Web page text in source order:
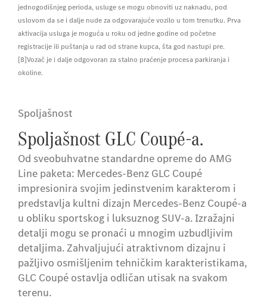
jednogodišnjeg perioda, usluge se mogu obnoviti uz naknadu, pod
uslovom da se i dalje nude za odgovarajuće vozilo u tom trenutku. Prva
aktivacija usluga je moguća u roku od jedne godine od početne
registracije ili puštanja u rad od strane kupca, šta god nastupi pre.
[8]Vozač je i dalje odgovoran za stalno praćenje procesa parkiranja i
okoline.
Spoljašnost
Spoljašnost GLC Coupé-a.
Od sveobuhvatne standardne opreme do AMG
Line paketa: Mercedes-Benz GLC Coupé
impresionira svojim jedinstvenim karakterom i
predstavlja kultni dizajn Mercedes-Benz Coupé-a
u obliku sportskog i luksuznog SUV-a. Izražajni
detalji mogu se pronaći u mnogim uzbudljivim
detaljima. Zahvaljujući atraktivnom dizajnu i
pažljivo osmišljenim tehničkim karakteristikama,
GLC Coupé ostavlja odličan utisak na svakom
terenu.